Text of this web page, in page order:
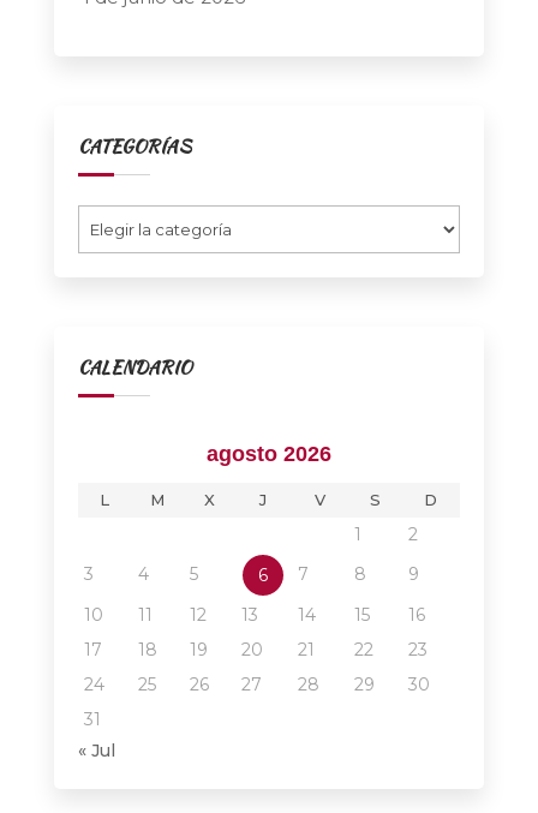
CATEGORÍAS
CALENDARIO
agosto 2026
L M X J V S D
1
2
3
4 5 6 7 8
9
10
11 12 13 14 15
16
17
18 19 20 21 22
23
24
25 26 27 28 29
30
31
« Jul